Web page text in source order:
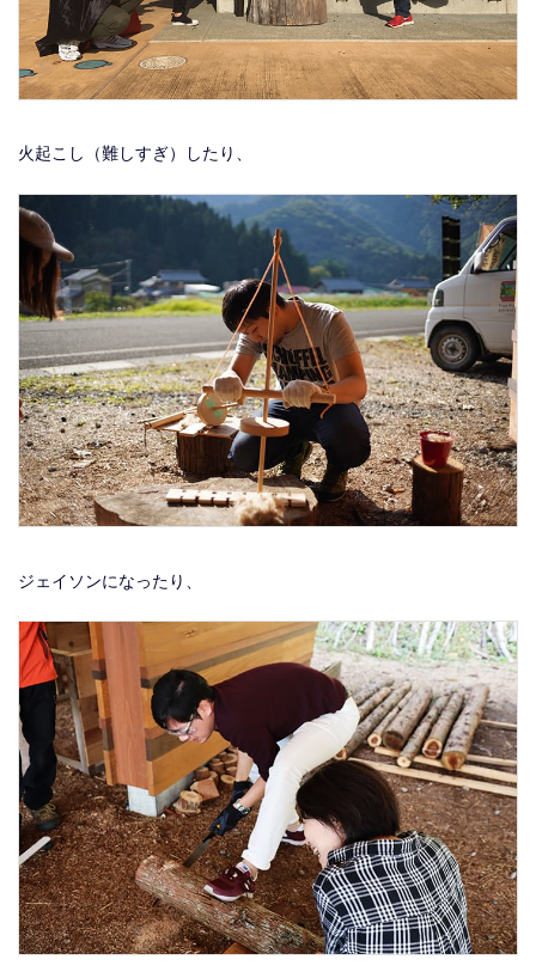
火起こし（難しすぎ）したり、
ジェイソンになったり、